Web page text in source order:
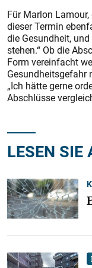
Für Marlon
dieser Termin
die Gesundheit,
stehen.“ Ob die
Form vereinfacht
Gesundheitsgefahr
„Ich hätte gerne
Abschlüsse
LESEN SIE